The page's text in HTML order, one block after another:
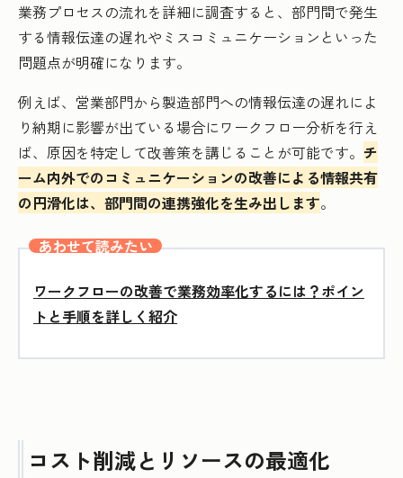
業務プロセスの流れを詳細に調査すると、部門間で発生
する情報伝達の遅れやミスコミュニケーションといった
問題点が明確になります。
例えば、営業部門から製造部門への情報伝達の遅れによ
り納期に影響が出ている場合にワークフロー分析を行え
ば、原因を特定して改善策を講じることが可能です。 チ
ーム内外でのコミュニケーションの改善による情報共有
の円滑化は、部門間の連携強化を生み出します。
あわせて読みたい
ワークフローの改善で業務効率化するには？ポイン
トと手順を詳しく紹介
コスト削減とリソースの最適化